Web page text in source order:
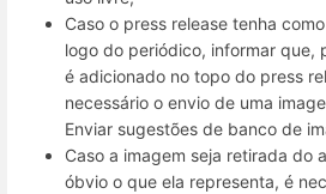
Caso o press release tenha
logo do periódico, informar que,
é adicionado no topo do press
necessário o envio de uma
Enviar sugestões de banco de
Caso a imagem seja retirada do
óbvio o que ela representa, é